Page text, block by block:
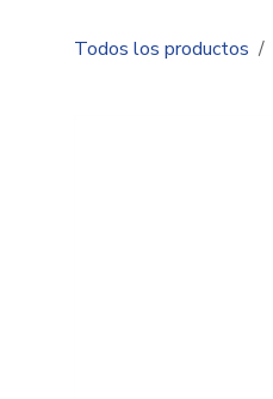
Todos los productos